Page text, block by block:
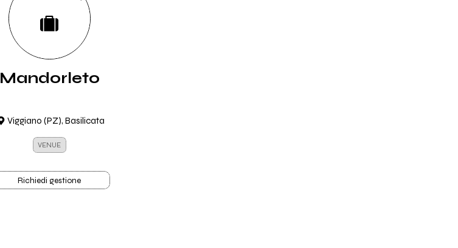
Mandorleto
Viggiano (PZ), Basilicata
VENUE
Richiedi gestione